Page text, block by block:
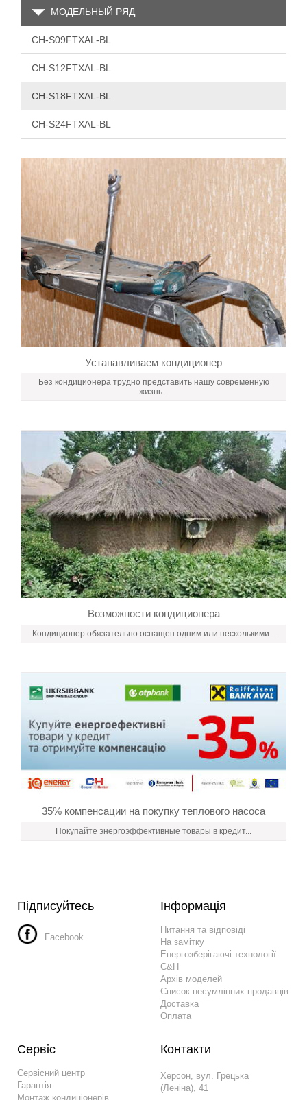
МОДЕЛЬНЫЙ РЯД
CH-S09FTXAL-BL
CH-S12FTXAL-BL
CH-S18FTXAL-BL
CH-S24FTXAL-BL
Устанавливаем кондиционер
Без кондиционера трудно представить нашу современную
жизнь...
Возможности кондиционера
Кондиционер обязательно оснащен одним или несколькими...
35% компенсации на покупку теплового насоса
Покупайте энергоэффективные товары в кредит...
Підписуйтесь
Facebook
Інформація
Питання та відповіді
На замітку
Енергозберігаючі технології
C&H
Архів моделей
Список несумлінних продавців
Доставка
Оплата
Сервіс
Сервісний центр
Гарантія
Монтаж кондиціонерів
Контакти
Херсон, вул. Грецька
(Леніна), 41